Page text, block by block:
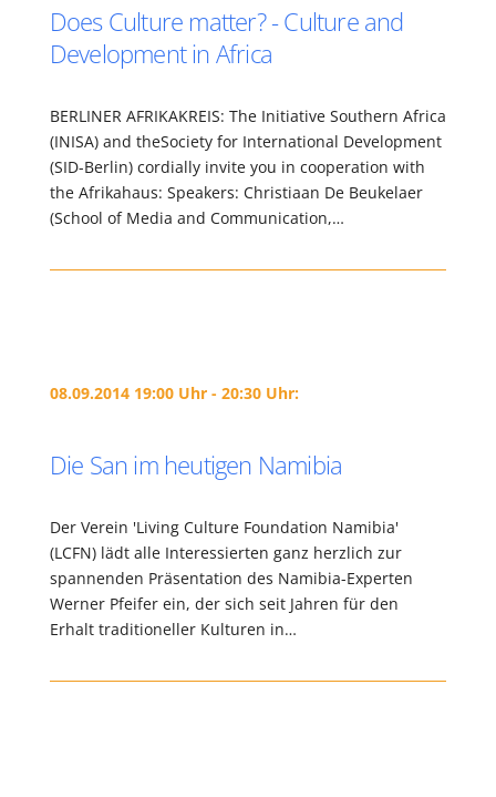
Does Culture matter? - Culture and
Development in Africa
BERLINER AFRIKAKREIS: The Initiative Southern Africa
(INISA) and theSociety for International Development
(SID-Berlin) cordially invite you in cooperation with
the Afrikahaus: Speakers: Christiaan De Beukelaer
(School of Media and Communication,…
08.09.2014 19:00 Uhr - 20:30 Uhr:
Die San im heutigen Namibia
Der Verein 'Living Culture Foundation Namibia'
(LCFN) lädt alle Interessierten ganz herzlich zur
spannenden Präsentation des Namibia-Experten
Werner Pfeifer ein, der sich seit Jahren für den
Erhalt traditioneller Kulturen in…